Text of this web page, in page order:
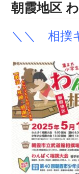
朝霞地区
＼＼ 相撲